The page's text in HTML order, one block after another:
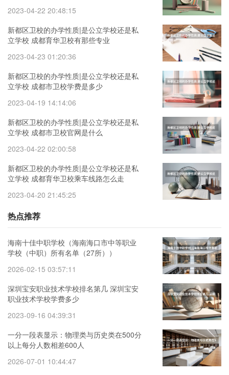
2023-04-22 20:48:15
新都区卫校的办学性质|是公立学校还是私
立学校 成都育华卫校有那些专业
2023-04-23 01:20:36
新都区卫校的办学性质|是公立学校还是私
立学校 成都市卫校学费是多少
2023-04-19 14:14:06
新都区卫校的办学性质|是公立学校还是私
立学校 成都市卫校官网是什么
2023-04-22 02:00:58
新都区卫校的办学性质|是公立学校还是私
立学校 成都育华卫校乘车线路怎么走
2023-04-20 21:45:25
热点推荐
海南十佳中职学校（海南海口市中等职业
学校（中职）所有名单（27所））
2026-02-15 03:57:11
深圳宝安职业技术学校排名第几 深圳宝安
职业技术学校学费多少
2023-09-16 04:39:31
一分一段表显示：物理类与历史类在500分
以上每分人数相差600人
2026-07-01 10:44:47